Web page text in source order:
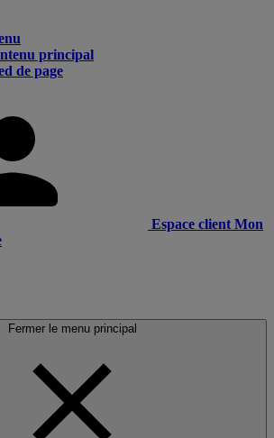
principal
de page
Espace client Mon
Fermer le menu principal